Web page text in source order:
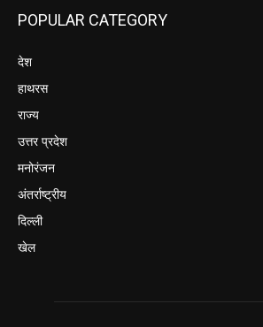
POPULAR CATEGORY
देश
हाथरस
राज्य
उत्तर प्रदेश
मनोरंजन
अंतर्राष्ट्रीय
दिल्ली
खेल